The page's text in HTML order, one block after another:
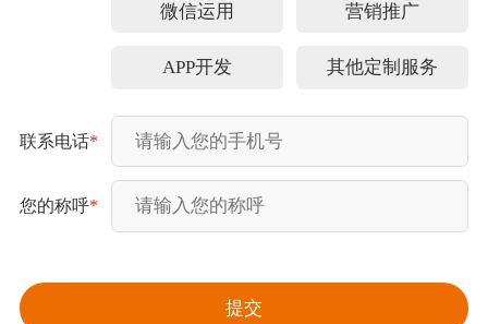
微信运用 营销推广
APP开发 其他定制服务
联系电话*
您的称呼*